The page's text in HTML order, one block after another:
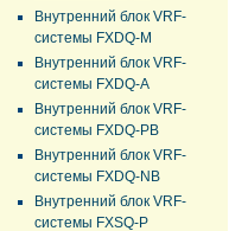
Внутренний блок VRF-
системы FXDQ-M
Внутренний блок VRF-
системы FXDQ-A
Внутренний блок VRF-
системы FXDQ-PB
Внутренний блок VRF-
системы FXDQ-NB
Внутренний блок VRF-
системы FXSQ-P